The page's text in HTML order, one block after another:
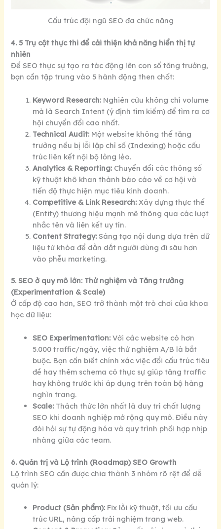
Cấu trúc đội ngũ SEO đa chức năng
4. 5 Trụ cột thực thi để cải thiện khả năng hiển thị tự
nhiên
Để SEO thực sự tạo ra tác động lên con số tăng trưởng,
bạn cần tập trung vào 5 hành động then chốt:
Keyword Research: Nghiên cứu không chỉ volume
mà là Search Intent (ý định tìm kiếm) để tìm ra cơ
hội chuyển đổi cao nhất.
Technical Audit: Một website không thể tăng
trưởng nếu bị lỗi lập chỉ số (Indexing) hoặc cấu
trúc liên kết nội bộ lỏng lẻo.
Analytics & Reporting: Chuyển đổi các thông số
kỹ thuật khô khan thành báo cáo về cơ hội và
tiến độ thực hiện mục tiêu kinh doanh.
Competitive & Link Research: Xây dựng thực thể
(Entity) thương hiệu mạnh mẽ thông qua các lượt
nhắc tên và liên kết uy tín.
Content Strategy: Sáng tạo nội dung dựa trên dữ
liệu từ khóa để dẫn dắt người dùng đi sâu hơn
vào phễu marketing.
5. SEO ở quy mô lớn: Thử nghiệm và Tăng trưởng
(Experimentation & Scale)
Ở cấp độ cao hơn, SEO trở thành một trò chơi của khoa
học dữ liệu:
SEO Experimentation: Với các website có hơn
5.000 traffic/ngày, việc thử nghiệm A/B là bắt
buộc. Bạn cần biết chính xác việc đổi cấu trúc tiêu
đề hay thêm schema có thực sự giúp tăng traffic
hay không trước khi áp dụng trên toàn bộ hàng
nghìn trang.
Scale: Thách thức lớn nhất là duy trì chất lượng
SEO khi doanh nghiệp mở rộng quy mô. Điều này
đòi hỏi sự tự động hóa và quy trình phối hợp nhịp
nhàng giữa các team.
6. Quản trị và Lộ trình (Roadmap) SEO Growth
Lộ trình SEO cần được chia thành 3 nhóm rõ rệt để dễ
quản lý:
Product (Sản phẩm): Fix lỗi kỹ thuật, tối ưu cấu
trúc URL, nâng cấp trải nghiệm trang web.